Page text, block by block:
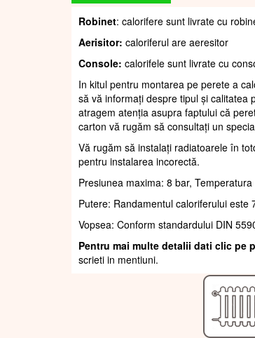
Robinet: calorifere sunt livrate cu
Aerisitor: caloriferul are aeresitor
Console: calorifele sunt livrate cu
In kitul pentru montarea pe perete a
să vă informați despre tipul și calitatea
atragem atenția asupra faptului că
carton vă rugăm să consultați un
Vă rugăm să instalați radiatoarele în
pentru instalarea incorectă.
Presiunea maxima: 8 bar,
Putere: Randamentul caloriferului
Vopsea: Conform standardului DIN
Pentru mai multe detalii dati clic pe
scrieti in mentiuni.